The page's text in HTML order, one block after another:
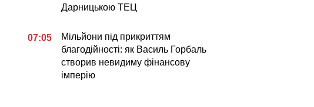
Дарницькою ТЕЦ
07:05
Мільйони під прикриттям
благодійності: як Василь Горбаль
створив невидиму фінансову
імперію